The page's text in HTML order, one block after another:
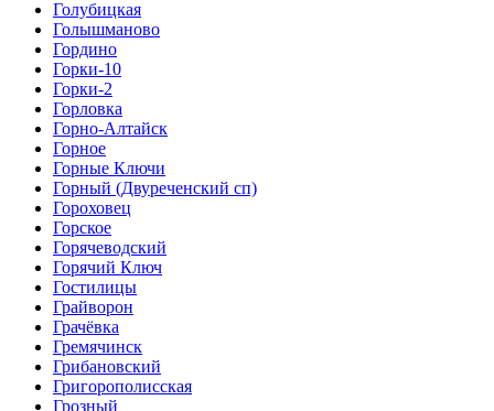
Голубицкая
Голышманово
Гордино
Горки-10
Горки-2
Горловка
Горно-Алтайск
Горное
Горные Ключи
Горный (Двуреченский сп)
Гороховец
Горское
Горячеводский
Горячий Ключ
Гостилицы
Грайворон
Грачёвка
Гремячинск
Грибановский
Григорополисская
Грозный